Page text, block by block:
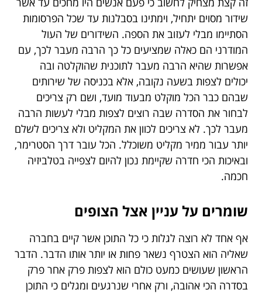
שידור מסוים יתחיל, וימתינו בסבלנות עד שכל הפרסומות
הסתיימו מבלי לעזוב את הספה. השידורים של העול
המודרני הם כאלה שמציעים כל כך הרבה מעבר לכך, עם
אפשרות שהיא הרבה מעבר לתוכנית שהוקלטה ובה
יכולים לצפות בשעה נקובה, אלא בכניסה של שירותים
שבהם כבר הכל מוקלט מבעוד מועד, ושם רק צריכים
לבחור את הסדרה שבה רוצים לצפות מבלי לעשות הרבה
מעבר לכך. לא צריכים לכוון את המקליט ולא צריכים לשלם
יותר עבור ממיר מקליט משוכלל. הכל עובר דרך הסטרימר,
ובאיכות הכי חדרה שקיימת נכון להיום לצפייה בטלביזיה
חכמה.
שומרים על עניין אצל הצופים
אף אחד לא רוצה לגלות כי כל התוכן אשר קיים בחברה
שאליה הוא הצטרף נשאר פחות או יותר אותו הדבר. הדבר
הראשון שעושים כמעט כולם הוא לצפות פרק אחר פרק
בסדרה הכי אהובה, ורק אחרי שנרגעים ומגלים כי התוכן